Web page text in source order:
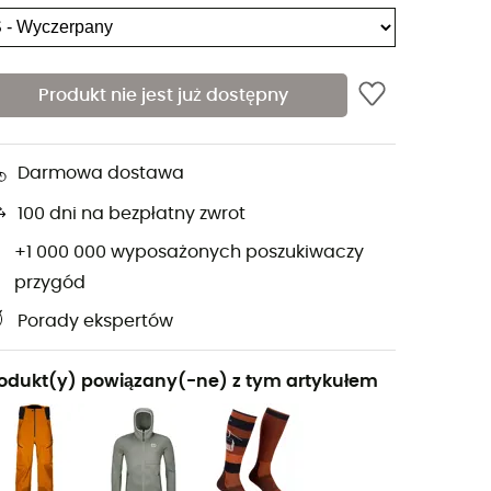
Produkt nie jest już dostępny
Darmowa dostawa
100 dni na bezpłatny zwrot
+1 000 000 wyposażonych poszukiwaczy
przygód
Porady ekspertów
powiązany(-ne) z tym artykułem